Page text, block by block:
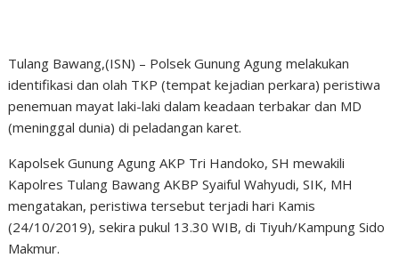
Tulang Bawang,(ISN) – Polsek Gunung Agung melakukan
identifikasi dan olah TKP (tempat kejadian perkara) peristiwa
penemuan mayat laki-laki dalam keadaan terbakar dan MD
(meninggal dunia) di peladangan karet.
Kapolsek Gunung Agung AKP Tri Handoko, SH mewakili
Kapolres Tulang Bawang AKBP Syaiful Wahyudi, SIK, MH
mengatakan, peristiwa tersebut terjadi hari Kamis
(24/10/2019), sekira pukul 13.30 WIB, di Tiyuh/Kampung Sido
Makmur.